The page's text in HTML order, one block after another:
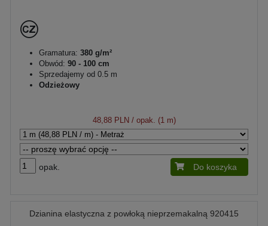
Gramatura: 380 g/m²
Obwód: 90 - 100 cm
Sprzedajemy od 0.5 m
Odzieżowy
48,88 PLN/ opak. (1 m)
opak. Do koszyka
Dzianina elastyczna z powłoką nieprzemakalną 920415